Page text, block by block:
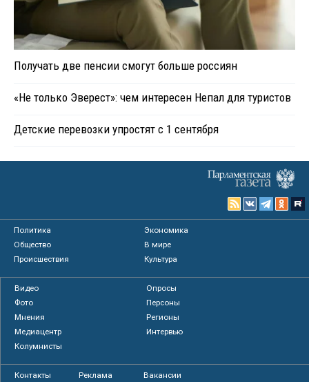
Получать две пенсии смогут больше россиян
«Не только Эверест»: чем интересен Непал для туристов
Детские перевозки упростят с 1 сентября
Политика
Экономика
Общество
В мире
Происшествия
Культура
Видео
Опросы
Фото
Персоны
Мнения
Регионы
Медиацентр
Интервью
Колумнисты
Контакты Реклама Вакансии